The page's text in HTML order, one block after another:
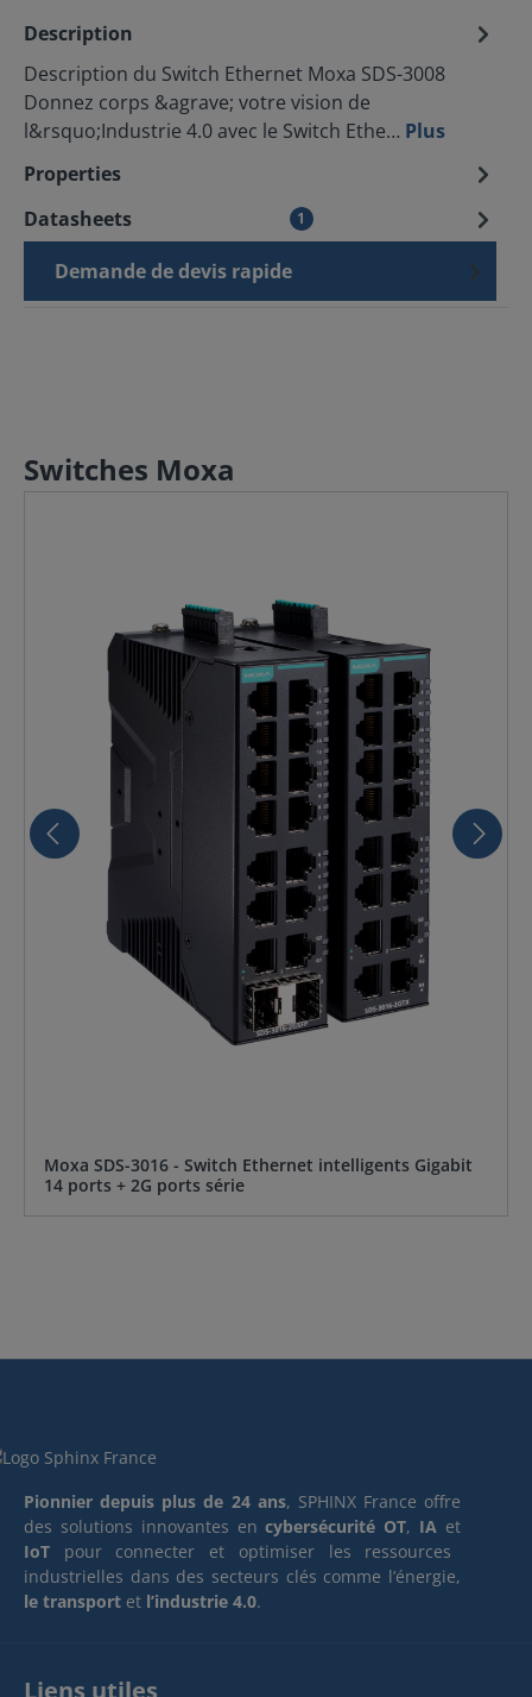
Description
Description du Switch Ethernet Moxa SDS-3008
Donnez corps &agrave; votre vision de
l&rsquo;Industrie 4.0 avec le Switch Ethe… Plus
Properties
Datasheets
1
Demande de devis rapide
Switches Moxa
Moxa SDS-3016 - Switch Ethernet intelligents Gigabit
14 ports + 2G ports série
Pionnier depuis plus de 24 ans, SPHINX France offre
des solutions innovantes encybersécurité OT, IA et
IoT pour connecter et optimiser les ressources
industrielles dans des secteurs clés comme l’énergie,
le transport et l’industrie 4.0.
Liens utiles